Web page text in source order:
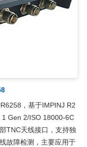
，基于IMPINJ R2
Gen 2/ISO 18000-6C
TNC天线接口，支持独
故障检测，主要应用于